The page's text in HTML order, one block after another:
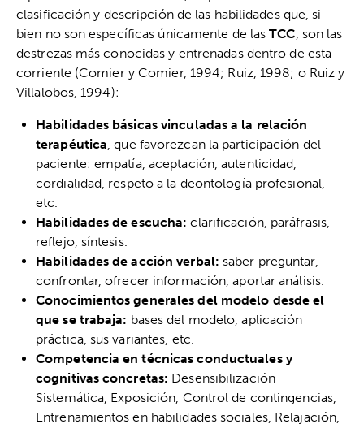
clasificación y descripción de las habilidades que, si
bien no son específicas únicamente de lasTCC, son las
destrezas más conocidas y entrenadas dentro de esta
corriente (Comier y Comier, 1994; Ruiz, 1998; o Ruiz y
Villalobos, 1994):
Habilidades básicas vinculadas a la relación
terapéutica, que favorezcan la participación del
paciente: empatía, aceptación, autenticidad,
cordialidad, respeto a la deontología profesional,
etc.
Habilidades de escucha: clarificación, paráfrasis,
reflejo, síntesis.
Habilidades de acción verbal: saber preguntar,
confrontar, ofrecer información, aportar análisis.
Conocimientos generales del modelo desde el
que se trabaja: bases del modelo, aplicación
práctica, sus variantes, etc.
Competencia en técnicas conductuales y
cognitivas concretas: Desensibilización
Sistemática, Exposición, Control de contingencias,
Entrenamientos en habilidades sociales, Relajación,